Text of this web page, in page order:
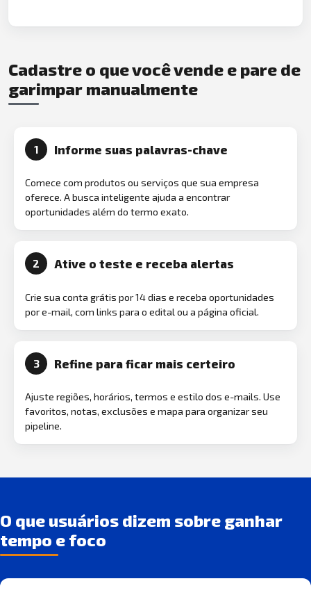
Cadastre o que você vende e pare de
garimpar manualmente
1 Informe suas palavras-chave
Comece com produtos ou serviços que sua empresa
oferece. A busca inteligente ajuda a encontrar
oportunidades além do termo exato.
2 Ative o teste e receba alertas
Crie sua conta grátis por 14 dias e receba oportunidades
por e-mail, com links para o edital ou a página oficial.
3 Refine para ficar mais certeiro
Ajuste regiões, horários, termos e estilo dos e-mails. Use
favoritos, notas, exclusões e mapa para organizar seu
pipeline.
O que usuários dizem sobre ganhar
tempo e foco